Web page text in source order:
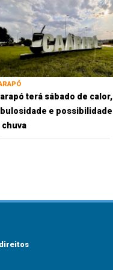
terá sábado de calor,
e possibilidade
chuva